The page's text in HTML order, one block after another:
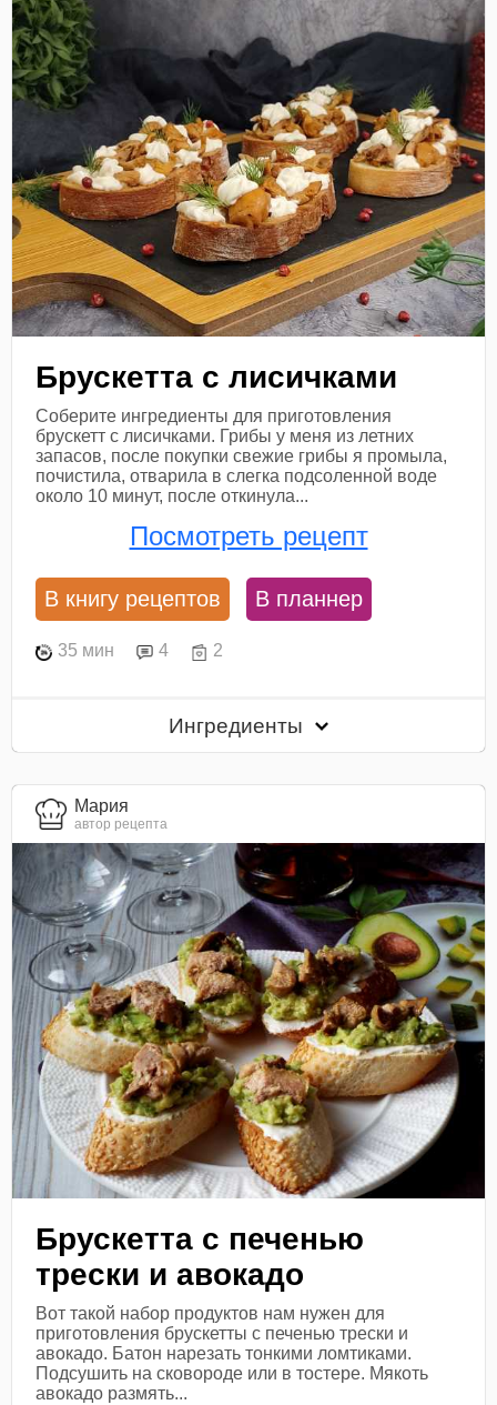
Брускетта с лисичками
Соберите ингредиенты для приготовления
брускетт с лисичками. Грибы у меня из летних
запасов, после покупки свежие грибы я промыла,
почистила, отварила в слегка подсоленной воде
около 10 минут, после откинула...
Посмотреть рецепт
В книгу рецептов В планнер
35 мин 4 2
Ингредиенты
Мария
автор рецепта
Брускетта с печенью
трески и авокадо
Вот такой набор продуктов нам нужен для
приготовления брускетты с печенью трески и
авокадо. Батон нарезать тонкими ломтиками.
Подсушить на сковороде или в тостере. Мякоть
авокадо размять...